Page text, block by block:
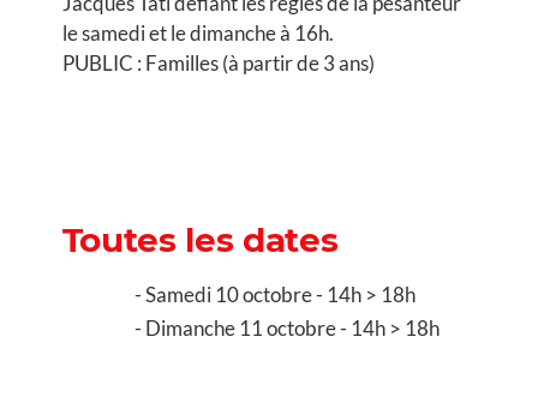
le samedi et le dimanche à 16h.
PUBLIC : Familles (à partir de 3 ans)
Toutes les dates
Samedi 10 octobre - 14h > 18h
Dimanche 11 octobre - 14h > 18h